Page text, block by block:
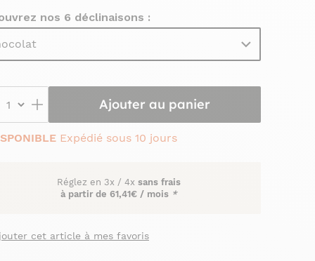
nos 6 déclinaisons :
Ajouter au panier
Expédié sous 10 jours
Réglez en 3x / 4x sans frais
à partir de 61,41€ / mois *
cet article à mes favoris